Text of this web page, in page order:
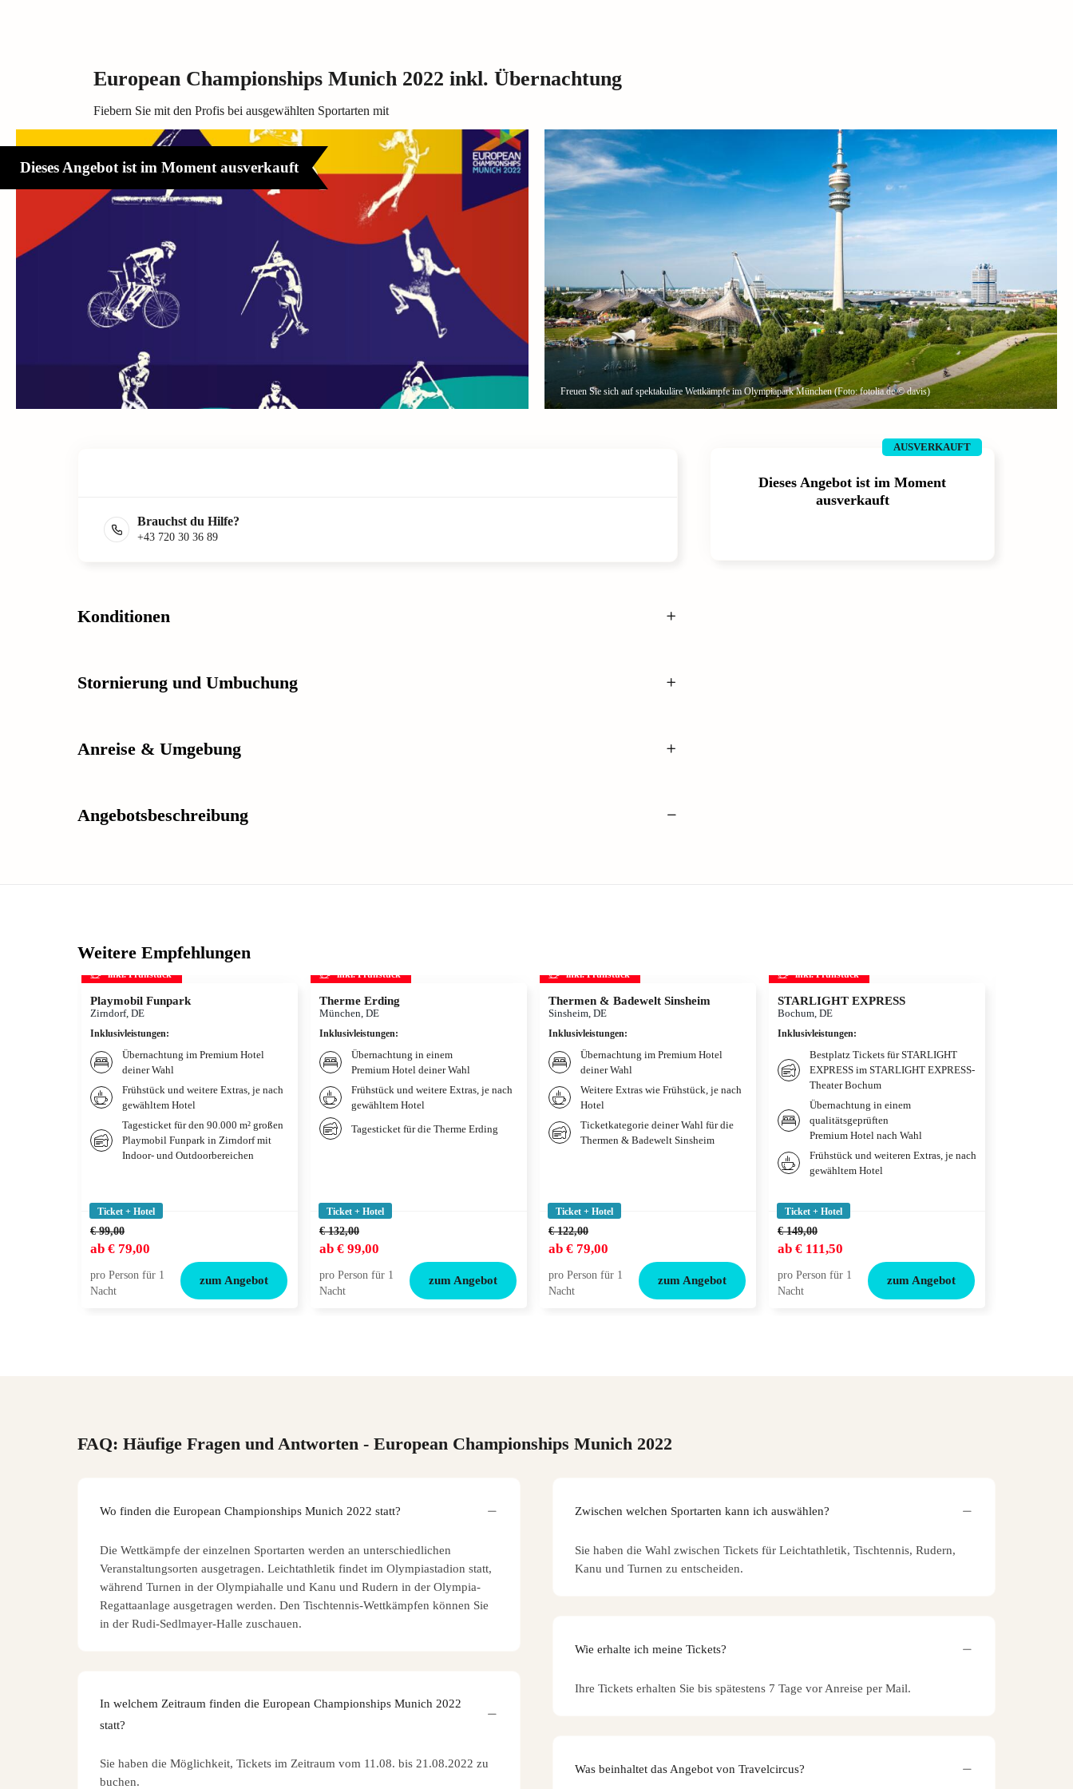
European Championships Munich 2022 inkl. Übernachtung
Fiebern Sie mit den Profis bei ausgewählten Sportarten mit
Dieses Angebot ist im Moment ausverkauft
Freuen Sie sich auf spektakuläre Wettkämpfe im Olympiapark München (Foto: fotolia.de © davis)
AUSVERKAUFT
Dieses Angebot ist im Moment
ausverkauft
Brauchst du Hilfe?
+43 720 30 36 89
Konditionen
Stornierung und Umbuchung
Anreise & Umgebung
Angebotsbeschreibung
Weitere Empfehlungen
inkl. Frühstück
Playmobil Funpark
Zirndorf, DE
Inklusivleistungen:
Übernachtung im Premium Hotel
deiner Wahl
Frühstück und weitere Extras, je nach
gewähltem Hotel
Tagesticket für den 90.000 m² großen
Playmobil Funpark in Zirndorf mit
Indoor- und Outdoorbereichen
Ticket + Hotel
€ 99,00
ab € 79,00
pro Person für 1
Nacht
zum Angebot
inkl. Frühstück
Therme Erding
München, DE
Inklusivleistungen:
Übernachtung in einem
Premium Hotel deiner Wahl
Frühstück und weitere Extras, je nach
gewähltem Hotel
Tagesticket für die Therme Erding
Ticket + Hotel
€ 132,00
ab € 99,00
pro Person für 1
Nacht
zum Angebot
inkl. Frühstück
Thermen & Badewelt Sinsheim
Sinsheim, DE
Inklusivleistungen:
Übernachtung im Premium Hotel
deiner Wahl
Weitere Extras wie Frühstück, je nach
Hotel
Ticketkategorie deiner Wahl für die
Thermen & Badewelt Sinsheim
Ticket + Hotel
€ 122,00
ab € 79,00
pro Person für 1
Nacht
zum Angebot
inkl. Frühstück
STARLIGHT EXPRESS
Bochum, DE
Inklusivleistungen:
Bestplatz Tickets für STARLIGHT
EXPRESS im STARLIGHT EXPRESS-
Theater Bochum
Übernachtung in einem
qualitätsgeprüften
Premium Hotel nach Wahl
Frühstück und weiteren Extras, je nach
gewähltem Hotel
Ticket + Hotel
€ 149,00
ab € 111,50
pro Person für 1
Nacht
zum Angebot
FAQ: Häufige Fragen und Antworten - European Championships Munich 2022
Wo finden die European Championships Munich 2022 statt?
Die Wettkämpfe der einzelnen Sportarten werden an unterschiedlichen
Veranstaltungsorten ausgetragen. Leichtathletik findet im Olympiastadion statt,
während Turnen in der Olympiahalle und Kanu und Rudern in der Olympia-
Regattaanlage ausgetragen werden. Den Tischtennis-Wettkämpfen können Sie
in der Rudi-Sedlmayer-Halle zuschauen.
In welchem Zeitraum finden die European Championships Munich 2022
statt?
Sie haben die Möglichkeit, Tickets im Zeitraum vom 11.08. bis 21.08.2022 zu
buchen.
Zwischen welchen Sportarten kann ich auswählen?
Sie haben die Wahl zwischen Tickets für Leichtathletik, Tischtennis, Rudern,
Kanu und Turnen zu entscheiden.
Wie erhalte ich meine Tickets?
Ihre Tickets erhalten Sie bis spätestens 7 Tage vor Anreise per Mail.
Was beinhaltet das Angebot von Travelcircus?